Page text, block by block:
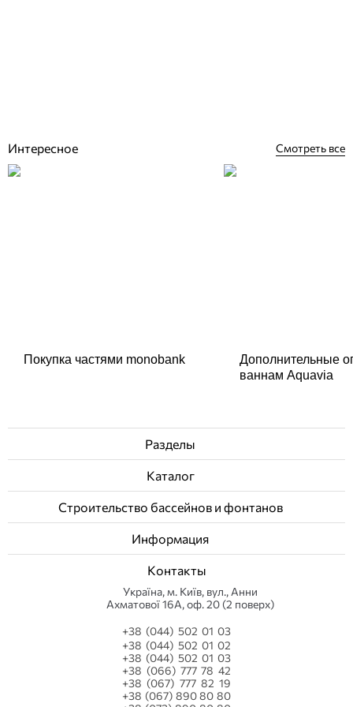
Интересное Смотреть все
Покупка частями monobank
Дополнительные
ваннам Aquavia
Разделы
Каталог
Строительство бассейнов и фонтанов
Информация
Контакты
Українa, м. Київ, вул., Анни
Ахматової 16А, оф. 20 (2 поверх)
+38 (044) 502 01 03
+38 (044) 502 01 02
+38 (044) 502 01 03
+38 (066) 777 78 42
+38 (067) 777 82 19
+38 (067) 890 80 80